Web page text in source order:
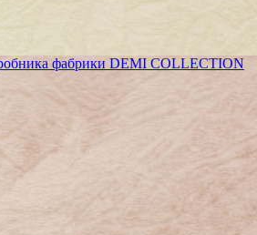
фабрики DEMI COLLECTION